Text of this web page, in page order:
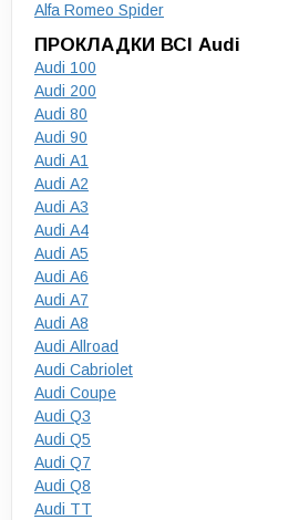
Alfa Romeo Spider
ПРОКЛАДКИ ВСІ Audi
Audi 100
Audi 200
Audi 80
Audi 90
Audi A1
Audi A2
Audi A3
Audi A4
Audi A5
Audi A6
Audi A7
Audi A8
Audi Allroad
Audi Cabriolet
Audi Coupe
Audi Q3
Audi Q5
Audi Q7
Audi Q8
Audi TT